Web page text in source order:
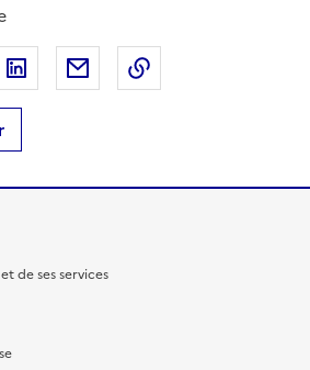
Facebook
sur X
Partager sur LinkedIn
Partager par email
de ses services